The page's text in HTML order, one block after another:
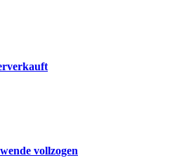
vollzogen